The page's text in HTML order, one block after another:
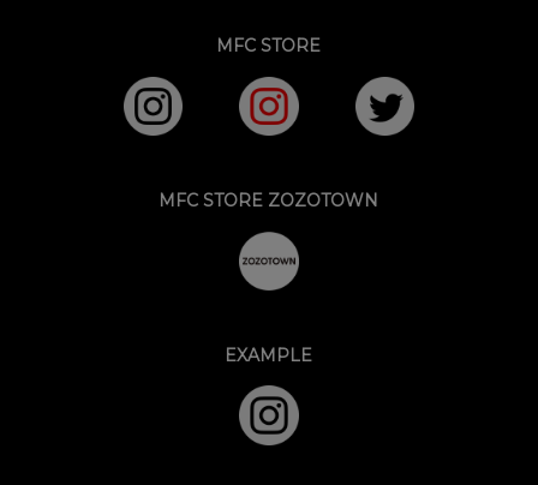
MFC STORE
MFC STORE ZOZOTOWN
EXAMPLE